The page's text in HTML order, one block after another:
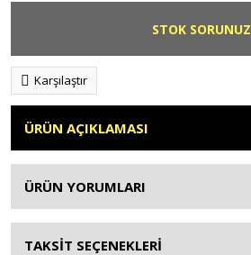
STOK SORUNUZ
Karşılaştır
ÜRÜN AÇIKLAMASI
ÜRÜN YORUMLARI
TAKSİT SEÇENEKLERİ